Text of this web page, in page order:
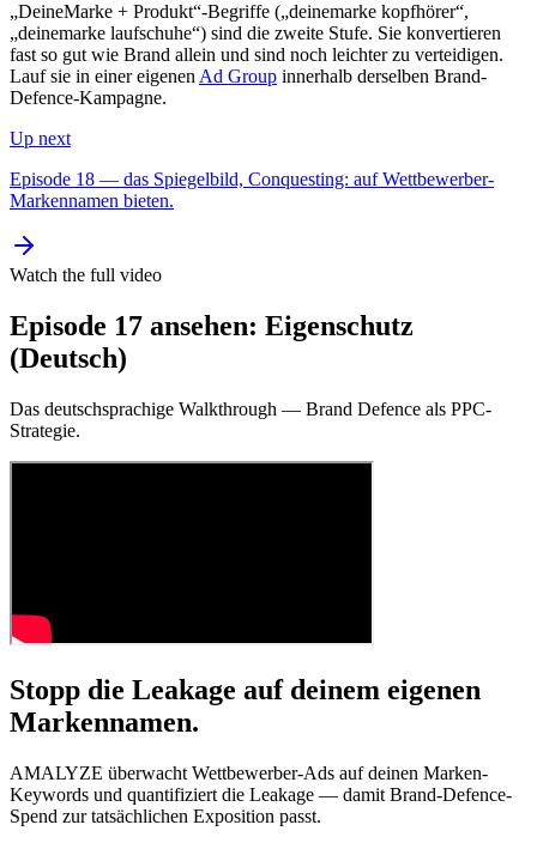
„DeineMarke + Produkt“-Begriffe („deinemarke kopfhörer“,
„deinemarke laufschuhe“) sind die zweite Stufe. Sie konvertieren
fast so gut wie Brand allein und sind noch leichter zu verteidigen.
Lauf sie in einer eigenen Ad Group innerhalb derselben Brand-
Defence-Kampagne.
Up next
Episode 18 — das Spiegelbild, Conquesting: auf Wettbewerber-
Markennamen bieten.
Watch the full video
Episode 17 ansehen: Eigenschutz
(Deutsch)
Das deutschsprachige Walkthrough — Brand Defence als PPC-
Strategie.
Stopp die Leakage auf deinem eigenen
Markennamen.
AMALYZE überwacht Wettbewerber-Ads auf deinen Marken-
Keywords und quantifiziert die Leakage — damit Brand-Defence-
Spend zur tatsächlichen Exposition passt.